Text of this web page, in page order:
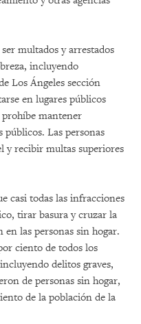
multados y arrestados
incluyendo
Los Ángeles sección
en lugares públicos
prohíbe mantener
públicos. Las personas
y recibir multas superiores
casi todas las infracciones
tirar basura y cruzar la
las personas sin hogar.
ciento de todos los
delitos graves,
de personas sin hogar,
de la población de la